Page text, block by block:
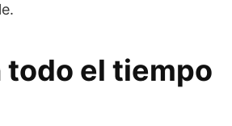
todo el tiempo